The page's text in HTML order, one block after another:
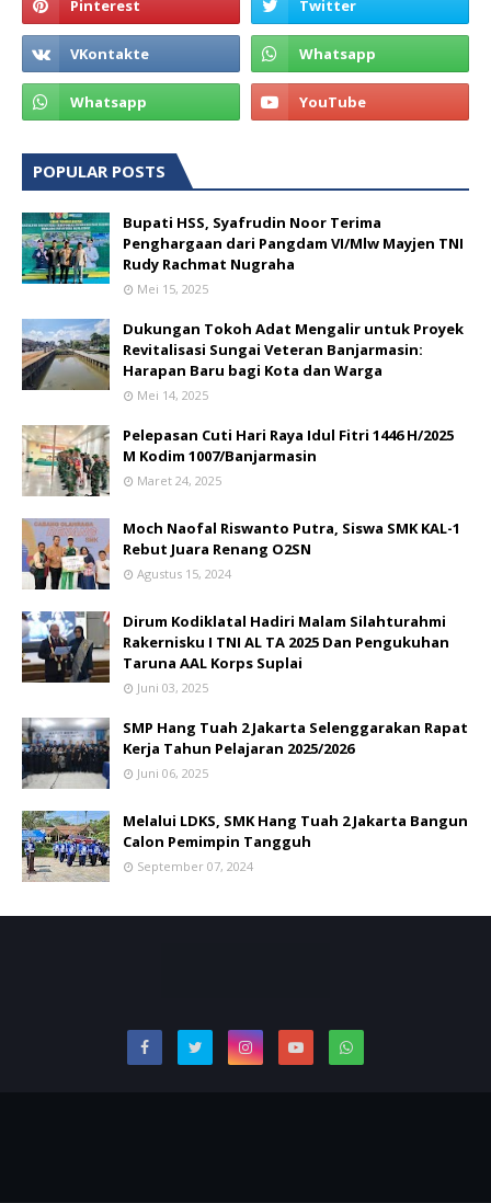
POPULAR POSTS
Bupati HSS, Syafrudin Noor Terima
Penghargaan dari Pangdam VI/Mlw Mayjen TNI
Rudy Rachmat Nugraha
Mei 15, 2025
Dukungan Tokoh Adat Mengalir untuk Proyek
Revitalisasi Sungai Veteran Banjarmasin:
Harapan Baru bagi Kota dan Warga
Mei 14, 2025
Pelepasan Cuti Hari Raya Idul Fitri 1446 H/2025
M Kodim 1007/Banjarmasin
Maret 24, 2025
Moch Naofal Riswanto Putra, Siswa SMK KAL-1
Rebut Juara Renang O2SN
Agustus 15, 2024
Dirum Kodiklatal Hadiri Malam Silahturahmi
Rakernisku I TNI AL TA 2025 Dan Pengukuhan
Taruna AAL Korps Suplai
Juni 03, 2025
SMP Hang Tuah 2 Jakarta Selenggarakan Rapat
Kerja Tahun Pelajaran 2025/2026
Juni 06, 2025
Melalui LDKS, SMK Hang Tuah 2 Jakarta Bangun
Calon Pemimpin Tangguh
September 07, 2024